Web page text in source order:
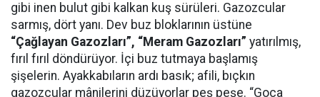
gibi inen bulut gibi kalkan kuş sürüleri. Gazozcular
sarmış, dört yanı. Dev buz bloklarının üstüne
“Çağlayan Gazozları”, “Meram Gazozları” yatırılmış,
fırıl fırıl döndürüyor. İçi buz tutmaya başlamış
şişelerin. Ayakkabıların ardı basık; afili, bıçkın
gazozcular mânilerini düzüyorlar peş peşe. “Goca